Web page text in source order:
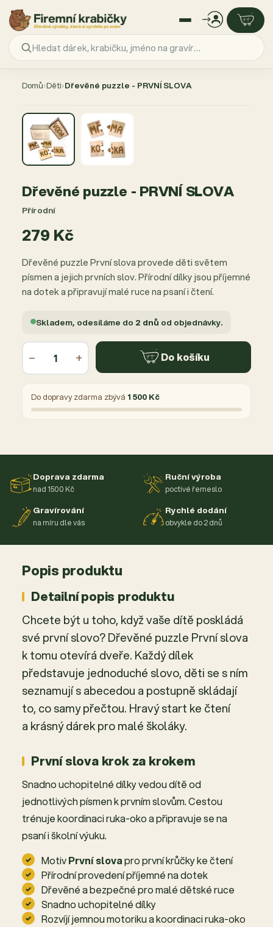
Domů›Děti›Dřevěné puzzle - PRVNÍ SLOVA
Dřevěné puzzle - PRVNÍ SLOVA
Přírodní
279 Kč
Dřevěné puzzle První slova provede děti světem
písmen a jejich prvních slov. Přírodní dílky jsou příjemné
na dotek a připravují malé ruce na psaní i čtení.
Skladem, odesíláme do 2 dnů od objednávky.
− + Do košíku
Do dopravy zdarma zbývá 1 500 Kč
Doprava zdarma
nad 1500 Kč
Ruční výroba
poctivé řemeslo
Gravírování
na míru dle vás
Rychlé dodání
obvykle do 2 dnů
Popis produktu
Detailní popis produktu
Chcete být u toho, když vaše dítě poskládá
své první slovo? Dřevěné puzzle První slova
k tomu otevírá dveře. Každý dílek
představuje jednoduché slovo, děti se s ním
seznamují s abecedou a postupně skládají
to, co samy přečtou. Hravý start ke čtení
a krásný dárek pro malé školáky.
První slova krok za krokem
Snadno uchopitelné dílky vedou dítě od
jednotlivých písmen k prvním slovům. Cestou
trénuje koordinaci ruka-oko a připravuje se na
psaní i školní výuku.
MotivPrvní slovapro první krůčky ke čtení
Přírodní provedení příjemné na dotek
Dřevěné a bezpečné pro malé dětské ruce
Snadno uchopitelné dílky
Rozvíjí jemnou motoriku a koordinaci ruka-oko